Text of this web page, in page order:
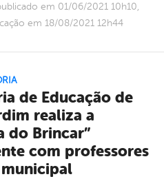
em 01/06/2021 10h10,
em 18/08/2021 12h44
de Educação de
realiza a
do Brincar”
com professores